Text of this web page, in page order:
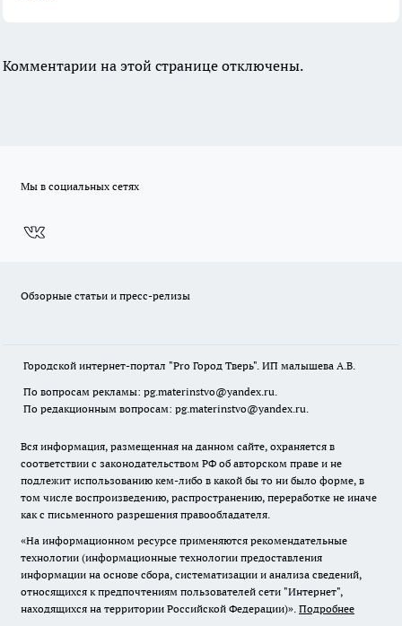
Комментарии на этой странице отключены.
Мы в социальных сетях
Обзорные статьи и пресс-релизы
Городской интернет-портал "Pro Город Тверь". ИП малышева А.В.
По вопросам рекламы: pg.materinstvo@yandex.ru.
По редакционным вопросам: pg.materinstvo@yandex.ru.
Вся информация, размещенная на данном сайте, охраняется в
соответствии с законодательством РФ об авторском праве и не
подлежит использованию кем-либо в какой бы то ни было форме, в
том числе воспроизведению, распространению, переработке не иначе
как с письменного разрешения правообладателя.
«На информационном ресурсе применяются рекомендательные
технологии (информационные технологии предоставления
информации на основе сбора, систематизации и анализа сведений,
относящихся к предпочтениям пользователей сети "Интернет",
находящихся на территории Российской Федерации)». Подробнее